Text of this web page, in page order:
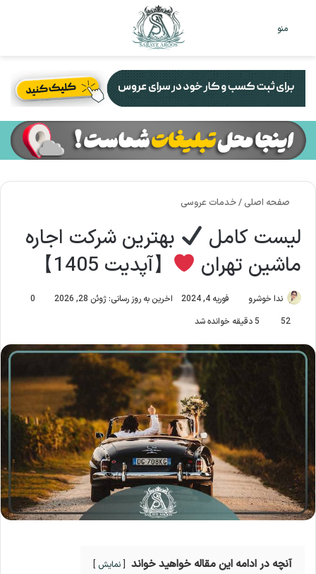
منو
صفحه اصلی /خدمات عروسی
لیست کامل
بهترین شرکت اجاره
ماشین تهران
【آپدیت 1405】
ندا خوشرو فوریه 4, 2024 اخرین به روز رسانی: ژوئن 28, 2026
0
52
آنچه در ادامه این مقاله خواهید خواند نمایش